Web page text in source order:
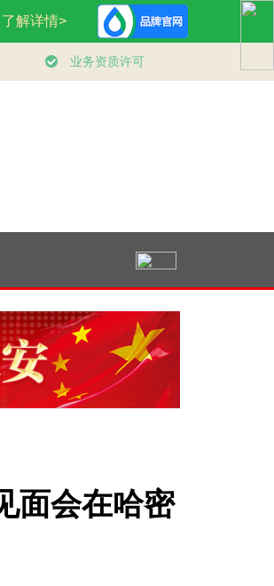
）
领航丨夯实基础开新
局 ｜厚植营商沃土推
面会在哈密